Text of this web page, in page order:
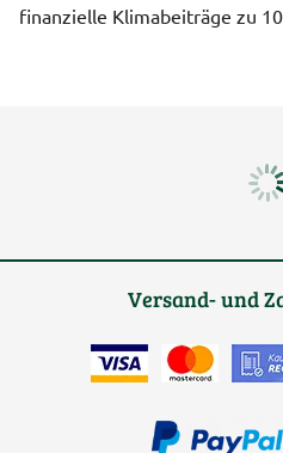
finanzielle Klimabeiträge zu
Versand- und